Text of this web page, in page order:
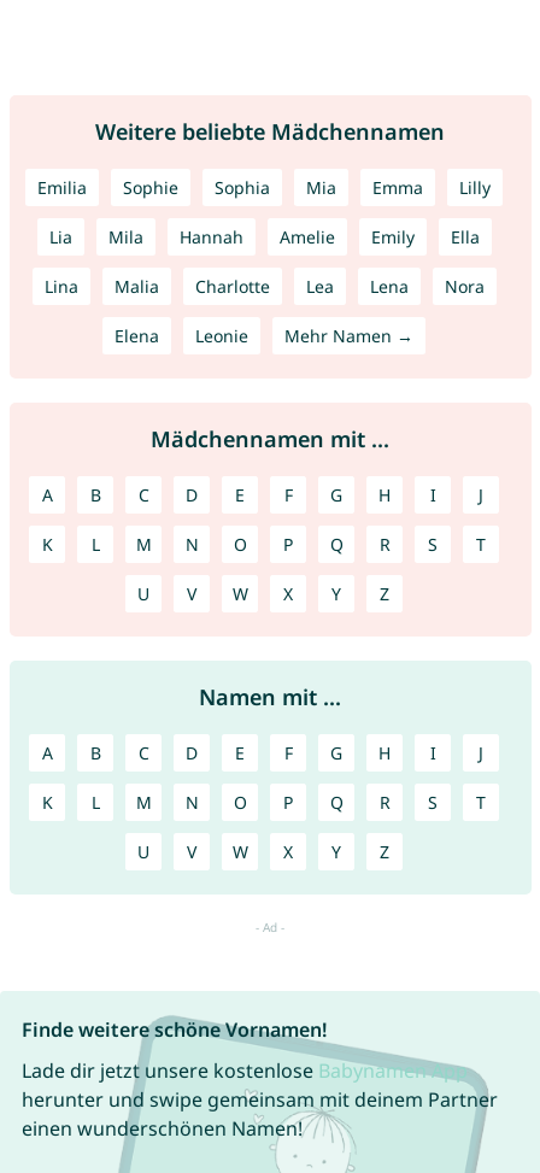
Weitere beliebte Mädchennamen
Emilia Sophie Sophia Mia Emma Lilly
Lia Mila Hannah Amelie Emily Ella
Lina Malia Charlotte Lea Lena Nora
Elena Leonie Mehr Namen →
Mädchennamen mit ...
A B C D E F G H I J
K L M N O P Q R S T
U V W X Y Z
Namen mit ...
A B C D E F G H I J
K L M N O P Q R S T
U V W X Y Z
Finde weitere schöne Vornamen!
Lade dir jetzt unsere kostenlose Babynamen App
herunter und swipe gemeinsam mit deinem Partner
einen wunderschönen Namen!